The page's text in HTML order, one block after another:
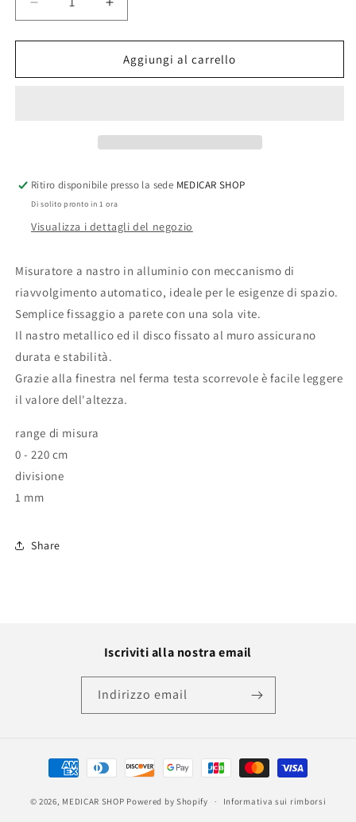
Diminuisci
quantità
per
da
Aumenta
quantità
per
Altimetro
da
Aggiungi al carrello
Ritiro disponibile presso la sede MEDICAR SHOP
Di solito pronto in 1 ora
Visualizza i dettagli del negozio
Misuratore a nastro in alluminio con meccanismo di
riavvolgimento automatico, ideale per le esigenze di spazio.
Semplice fissaggio a parete con una sola vite.
Il nastro metallico ed il disco fissato al muro assicurano
durata e stabilità.
Grazie alla finestra nel ferma testa scorrevole è facile leggere
il valore dell'altezza.
range di misura
0 - 220 cm
divisione
1 mm
Share
Iscriviti alla nostra email
Indirizzo email
Metodi
di
pagamento
© 2026, MEDICAR SHOP Powered by Shopify Informativa sui rimborsi